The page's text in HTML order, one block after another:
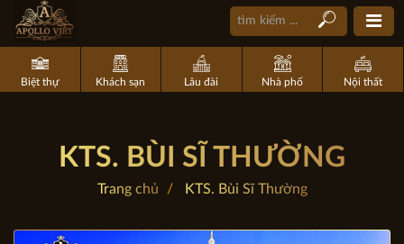
Biệt thự Khách sạn Lâu đài Nhà phố Nội thất
KTS. BÙI SĨ THƯỜNG
Trang chủ KTS. Bùi Sĩ Thường